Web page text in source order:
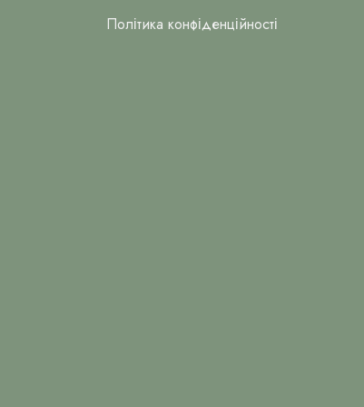
Політика конфіденційності